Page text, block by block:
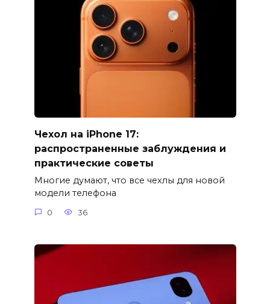
Чехол на iPhone 17:
распространенные заблуждения и
практические советы
Многие думают, что все чехлы для новой
модели телефона
0 36